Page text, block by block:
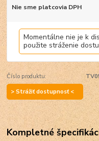
Nie sme platcovia DPH
Momentálne nie je k
použite stráženie
Číslo produktu:
> Strážiť dostupnosť <
Kompletné